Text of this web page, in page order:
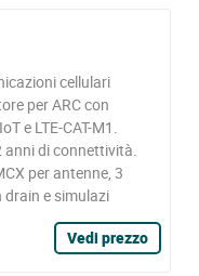
cellulari
per ARC con
e LTE-CAT-M1.
anni di connettività.
per antenne, 3
drain e simulazi
Vedi prezzo